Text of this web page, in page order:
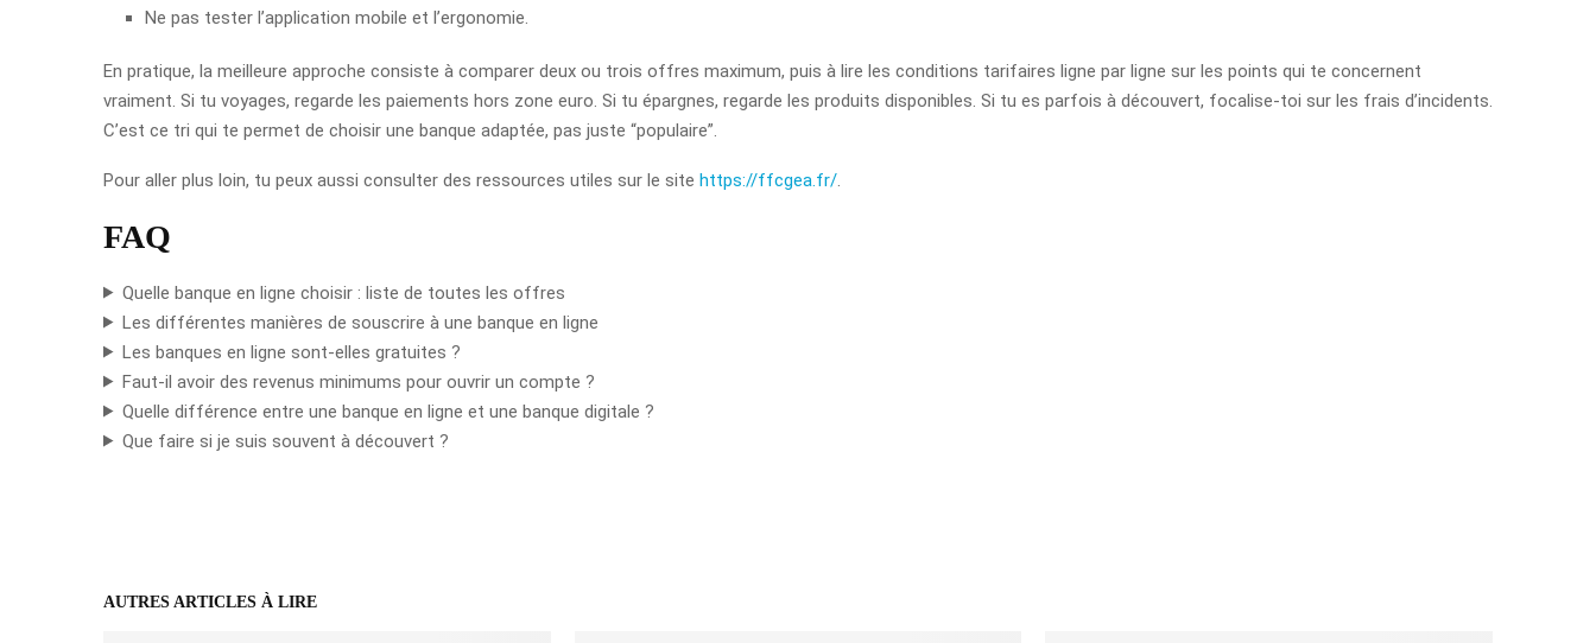
Ne pas tester l’application mobile et l’ergonomie.
En pratique, la meilleure approche consiste à comparer deux ou trois offres maximum, puis à lire les conditions tarifaires ligne par ligne sur les points qui te concernent
vraiment. Si tu voyages, regarde les paiements hors zone euro. Si tu épargnes, regarde les produits disponibles. Si tu es parfois à découvert, focalise-toi sur les frais d’incidents.
C’est ce tri qui te permet de choisir une banque adaptée, pas juste “populaire”.
Pour aller plus loin, tu peux aussi consulter des ressources utiles sur le site https://ffcgea.fr/
FAQ
Quelle banque en ligne choisir : liste de toutes les offres
Les différentes manières de souscrire à une banque en ligne
Les banques en ligne sont-elles gratuites ?
Faut-il avoir des revenus minimums pour ouvrir un compte ?
Quelle différence entre une banque en ligne et une banque digitale ?
Que faire si je suis souvent à découvert ?
AUTRES ARTICLES À LIRE